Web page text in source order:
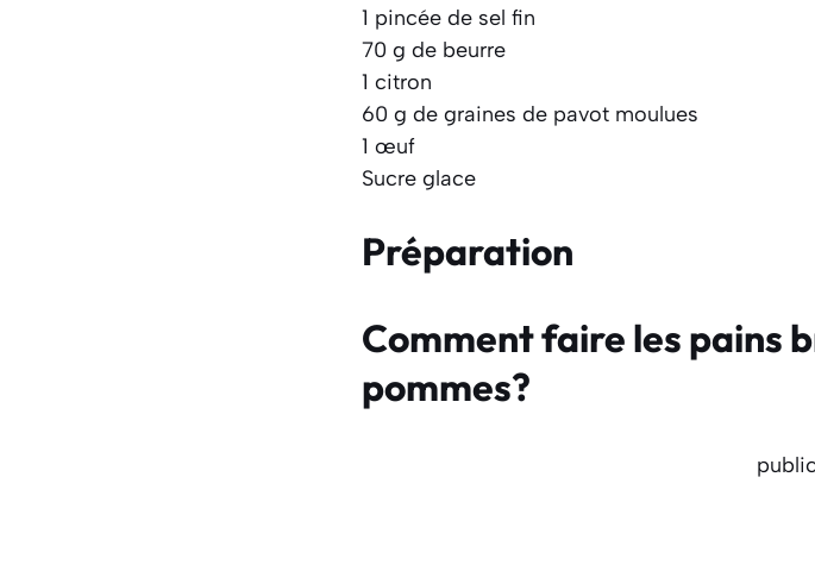
1 pincée de sel fin
70 g de beurre
1 citron
60 g de graines de pavot moulues
1 œuf
Sucre glace
Préparation
Comment faire les pains
pommes?